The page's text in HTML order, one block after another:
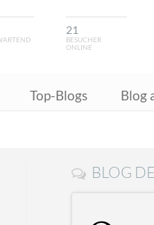
21
BESUCHER
ONLINE
Top-Blogs Blog
BLOG